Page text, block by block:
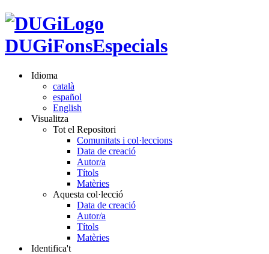
DUGiFonsEspecials
Idioma
català
español
English
Visualitza
Tot el Repositori
Comunitats i col·leccions
Data de creació
Autor/a
Títols
Matèries
Aquesta col·lecció
Data de creació
Autor/a
Títols
Matèries
Identifica't